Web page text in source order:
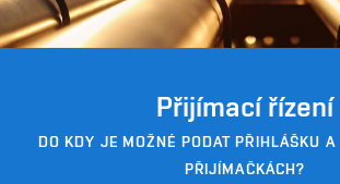
Přijímací řízení
DO KDY JE MOŽNÉ PODAT PŘIHLÁŠKU A
PŘIJÍMAČKÁCH?